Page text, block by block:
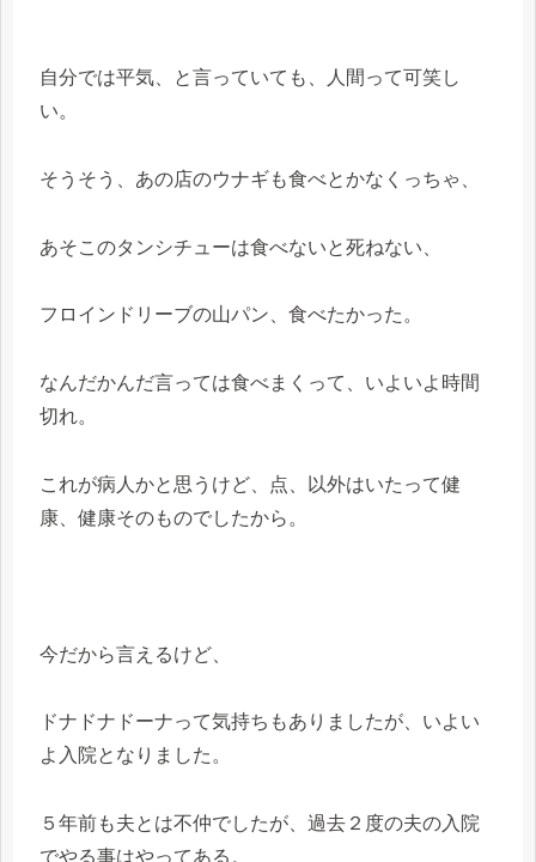
自分では平気、と言っていても、人間って可笑し
い。
そうそう、あの店のウナギも食べとかなくっちゃ、
あそこのタンシチューは食べないと死ねない、
フロインドリーブの山パン、食べたかった。
なんだかんだ言っては食べまくって、いよいよ時間
切れ。
これが病人かと思うけど、点、以外はいたって健
康、健康そのものでしたから。
今だから言えるけど、
ドナドナドーナって気持ちもありましたが、いよい
よ入院となりました。
５年前も夫とは不仲でしたが、過去２度の夫の入院
でやる事はやってある。